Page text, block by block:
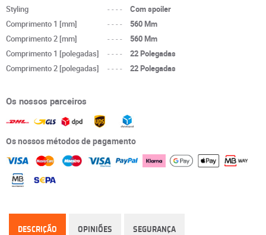
Styling
----
Com spoiler
Comprimento 1 [mm]
----
560 Mm
Comprimento 2 [mm]
----
560 Mm
Comprimento 1 [polegadas]
----
22 Polegadas
Comprimento 2 [polegadas]
---- 22 Polegadas
Os nossos parceiros
Os nossos métodos de pagamento
DESCRIÇÃO OPINIÕES SEGURANÇA